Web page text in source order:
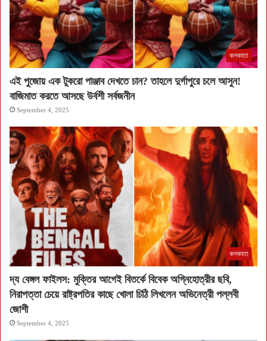
কলকাতা
এই পুজোয় এক টুকরো পাঞ্জাব দেখতে চান? তাহলে দুর্গাপুরে চলে আসুন!
বাজিমাত করতে আসছে উর্বশী সর্বজনীন
September 4, 2025
কলকাতা
দ্য বেঙ্গল ফাইলস: মুক্তির আগেই বিতর্কে বিবেক অগ্নিহোত্রীর ছবি,
নিরাপত্তা চেয়ে রাষ্ট্রপতির কাছে খোলা চিঠি লিখলেন অভিনেত্রী পল্লবী
জোশী
September 4, 2025